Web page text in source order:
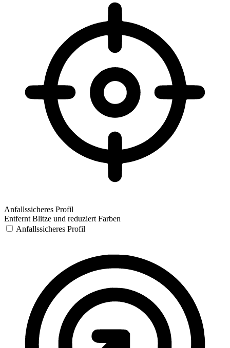
Anfallssicheres Profil
Entfernt Blitze und reduziert Farben
Anfallssicheres Profil